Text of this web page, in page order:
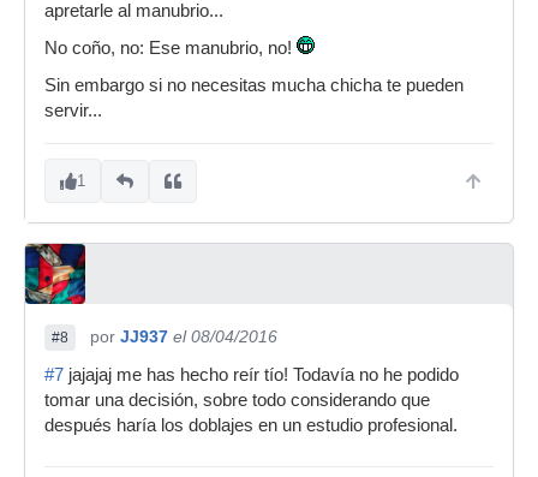
apretarle al manubrio...
No coño, no: Ese manubrio, no!
Sin embargo si no necesitas mucha chicha te pueden
servir...
1
#8 por JJ937 el 08/04/2016
#7 jajajaj me has hecho reír tío! Todavía no he podido
tomar una decisión, sobre todo considerando que
después haría los doblajes en un estudio profesional.